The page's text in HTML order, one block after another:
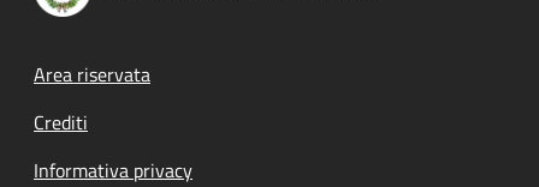
Footer menu
Area riservata
Crediti
Informativa privacy